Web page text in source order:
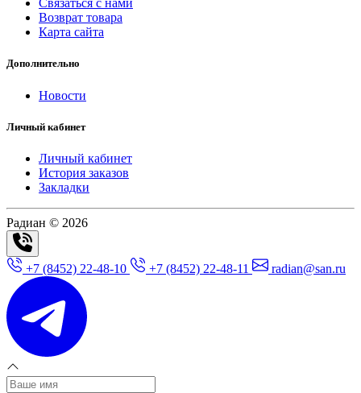
Связаться с нами
Возврат товара
Карта сайта
Дополнительно
Новости
Личный кабинет
Личный кабинет
История заказов
Закладки
Радиан © 2026
+7 (8452) 22-48-10 +7 (8452) 22-48-11 radian@san.ru